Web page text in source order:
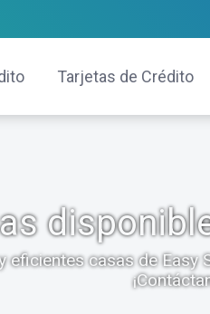
Tarjetas de Crédito
casas de